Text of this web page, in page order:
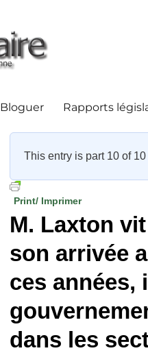
Bloguer Rapports
This entry is part 10 of
Print/ Imprimer
M. Laxton
son arrivée
ces années,
dans les